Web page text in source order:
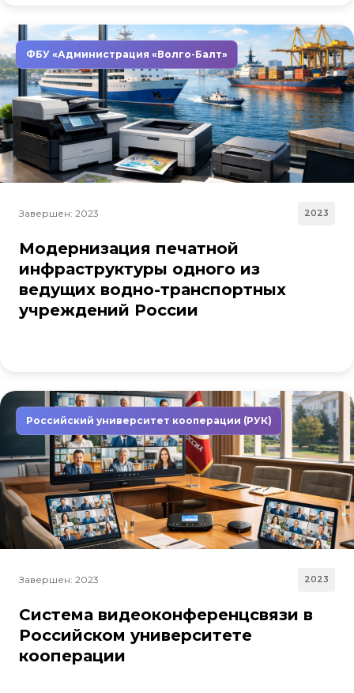
ФБУ «Администрация «Волго-Балт»
Завершен: 2023 2023
Модернизация печатной
инфраструктуры одного из
ведущих водно-транспортных
учреждений России
Российский университет кооперации (РУК)
Завершен: 2023 2023
Система видеоконференцсвязи в
Российском университете
кооперации